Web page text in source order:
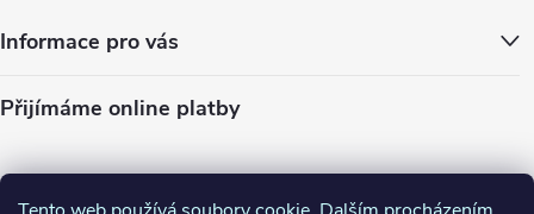
Informace pro vás
Přijímáme online platby